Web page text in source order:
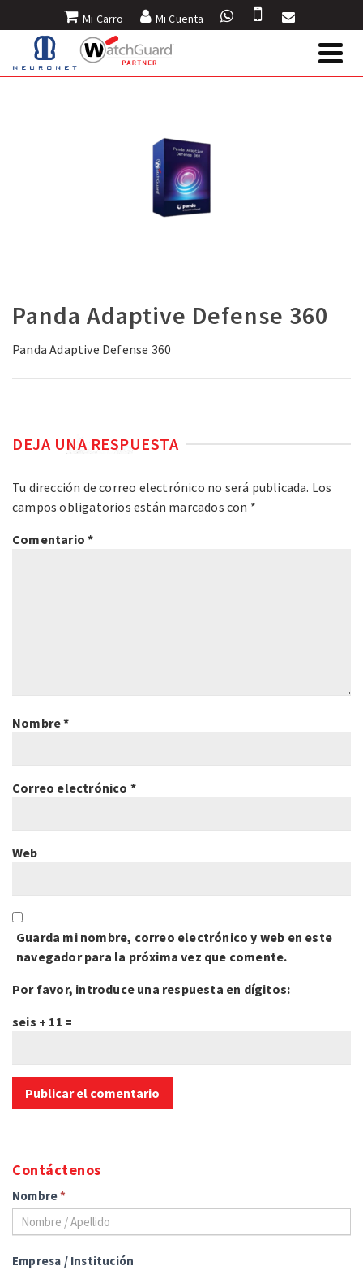
Mi Carro Mi Cuenta
Panda Adaptive Defense 360
Panda Adaptive Defense 360
DEJA UNA RESPUESTA
Tu dirección de correo electrónico no será publicada. Los
campos obligatorios están marcados con *
Comentario*
Nombre*
Correo electrónico *
Web
Guarda mi nombre, correo electrónico y web en este
navegador para la próxima vez que comente.
Por favor, introduce una respuesta en dígitos:
seis + 11 =
Contáctenos
Nombre*
Empresa / Institución